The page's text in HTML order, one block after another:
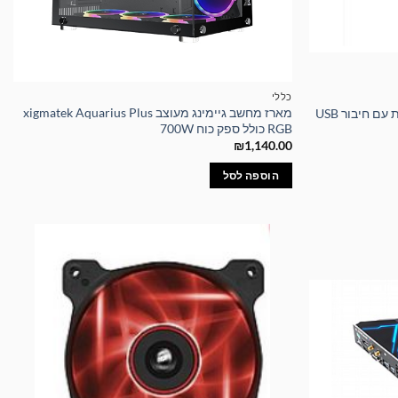
כללי
מארז מחשב גיימינג מעוצב xigmatek Aquarius Plus
RGB כולל ספק כוח 700W
₪1,140.00
הוספה לסל